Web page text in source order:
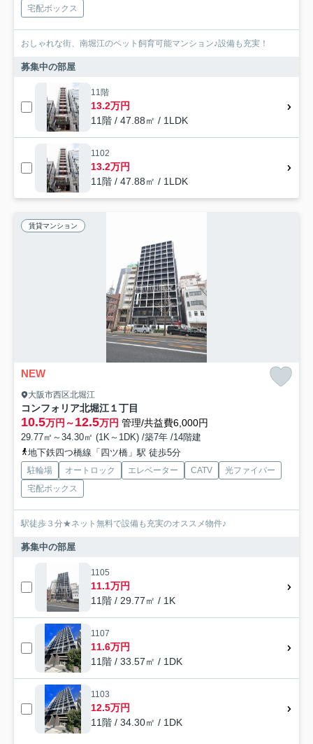
宅配ボックス
おしゃれな街、南堀江のペット飼育可能マンション♪設備も充実！
募集中の部屋
11階
13.2万円
11階 / 47.88㎡ / 1LDK
1102
13.2万円
11階 / 47.88㎡ / 1LDK
賃貸マンション
NEW
大阪市西区北堀江
コンフォリア北堀江１丁目
10.5万円～12.5万円 管理/共益費6,000円
29.77㎡～34.30㎡ (1K～1DK) /築7年 /14階建
地下鉄四つ橋線「四ツ橋」駅 徒歩5分
駐輪場 オートロック エレベーター CATV
光ファイバー
宅配ボックス
駅徒歩３分★ネット無料で設備も充実のオススメ物件♪
募集中の部屋
1105
11.1万円
11階 / 29.77㎡ / 1K
1107
11.6万円
11階 / 33.57㎡ / 1DK
1103
12.5万円
11階 / 34.30㎡ / 1DK